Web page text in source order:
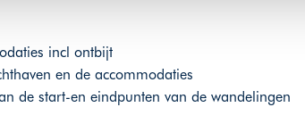
incl ontbijt
en de accommodaties
de start-en eindpunten van de wandelingen